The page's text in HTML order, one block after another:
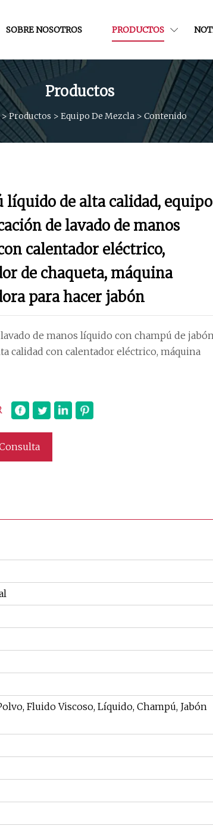
SOBRE NOSOTROS PRODUCTOS
Productos
Productos > Equipo De Mezcla > Contenido
líquido de alta calidad, equipo
de lavado de manos
calentador eléctrico,
de chaqueta, máquina
para hacer jabón
de manos líquido con champú de
calidad con calentador eléctrico, máquina
Fluido Viscoso, Líquido, Champú, Jabón